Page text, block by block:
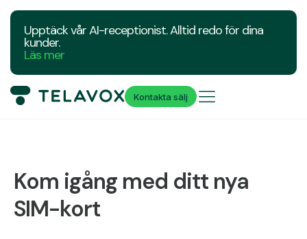
Upptäck vår AI-receptionist. Alltid redo för dina
kunder.
Läs mer
Kontakta sälj
Kom igång med ditt nya
SIM-kort